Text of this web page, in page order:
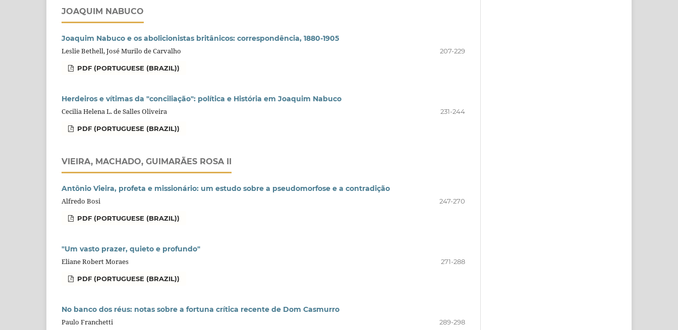
JOAQUIM NABUCO
Joaquim Nabuco e os abolicionistas britânicos: correspondência, 1880-1905
Leslie Bethell, José Murilo de Carvalho
207-229
PDF (PORTUGUESE (BRAZIL))
Herdeiros e vítimas da "conciliação": política e História em Joaquim Nabuco
Cecilia Helena L. de Salles Oliveira
231-244
PDF (PORTUGUESE (BRAZIL))
VIEIRA, MACHADO, GUIMARÃES ROSA II
Antônio Vieira, profeta e missionário: um estudo sobre a pseudomorfose e a contradição
Alfredo Bosi
247-270
PDF (PORTUGUESE (BRAZIL))
"Um vasto prazer, quieto e profundo"
Eliane Robert Moraes
271-288
PDF (PORTUGUESE (BRAZIL))
No banco dos réus: notas sobre a fortuna crítica recente de Dom Casmurro
Paulo Franchetti
289-298